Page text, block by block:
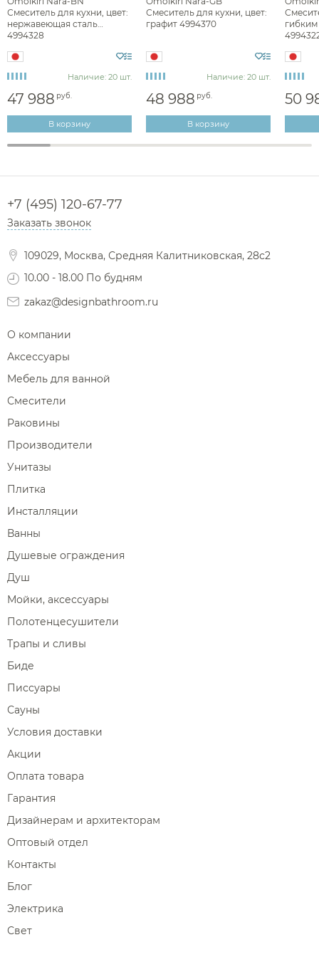
Смеситель для кухни, цвет:
нержавеющая сталь
4994328
Наличие: 20 шт.
47 988 руб.
В корзину
Смеситель для кухни, цвет:
графит 4994370
Наличие: 20 шт.
48 988 руб.
В корзину
50
+7 (495) 120-67-77
Заказать звонок
109029, Москва, Средняя Калитниковская, 28с2
10.00 - 18.00 По будням
zakaz@designbathroom.ru
О компании
Аксессуары
Мебель для ванной
Смесители
Раковины
Производители
Унитазы
Плитка
Инсталляции
Ванны
Душевые ограждения
Душ
Мойки, аксессуары
Полотенцесушители
Трапы и сливы
Биде
Писсуары
Сауны
Условия доставки
Акции
Оплата товара
Гарантия
Дизайнерам и архитекторам
Оптовый отдел
Контакты
Блог
Электрика
Свет